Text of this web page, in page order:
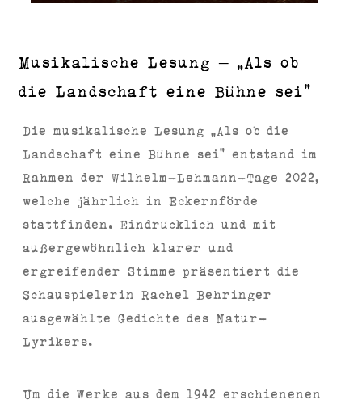
Musikalische Lesung – „Als ob
die Landschaft eine Bühne sei“
Die musikalische Lesung „Als ob die
Landschaft eine Bühne sei“ entstand im
Rahmen der Wilhelm-Lehmann-Tage 2022,
welche jährlich in Eckernförde
stattfinden. Eindrücklich und mit
außergewöhnlich klarer und
ergreifender Stimme präsentiert die
Schauspielerin Rachel Behringer
ausgewählte Gedichte des Natur-
Lyrikers.
Um die Werke aus dem 1942 erschienenen